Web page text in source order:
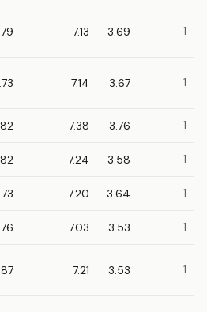
7.13 3.69 1
7.14 3.67 1
7.38 3.76 1
7.24 3.58 1
7.20 3.64 1
7.03 3.53 1
7.21 3.53 1